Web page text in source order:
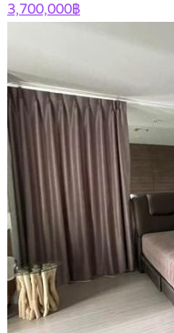
3,700,000฿